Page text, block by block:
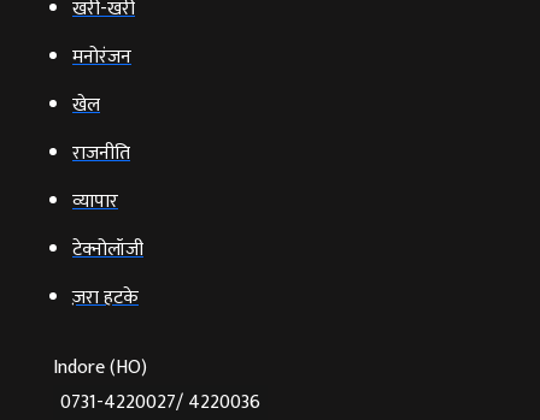
खरी-खरी
मनोरंजन
खेल
राजनीति
व्‍यापार
टेक्‍नोलॉजी
ज़रा हटके
Indore (HO)
0731-4220027/ 4220036